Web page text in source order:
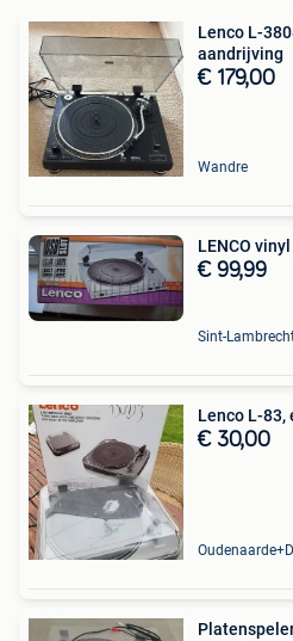
Lenco L-
aandrijving
€ 179,00
Wandre
LENCO
€ 99,99
Sint-
Lenco L-83,
€ 30,00